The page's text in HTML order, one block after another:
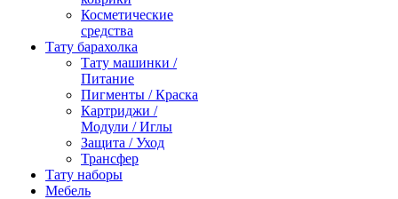
Косметические
средства
Тату барахолка
Тату машинки /
Питание
Пигменты / Краска
Картриджи /
Модули / Иглы
Защита / Уход
Трансфер
Тату наборы
Мебель